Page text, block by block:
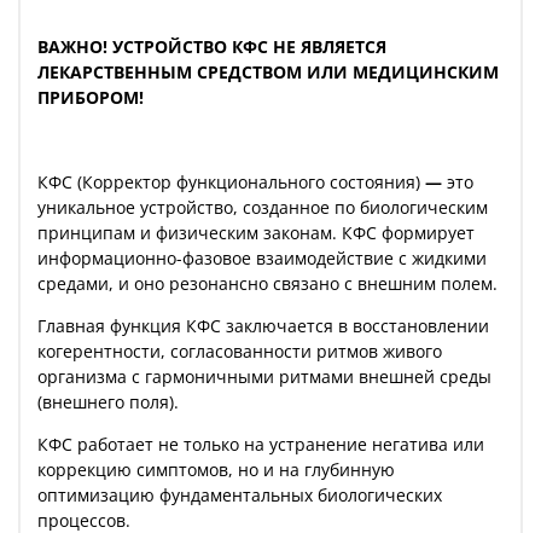
ВАЖНО! УСТРОЙСТВО КФС НЕ ЯВЛЯЕТСЯ
ЛЕКАРСТВЕННЫМ СРЕДСТВОМ ИЛИ МЕДИЦИНСКИМ
ПРИБОРОМ!
КФС (Корректор функционального состояния) — это
уникальное устройство, созданное по биологическим
принципам и физическим законам. КФС формирует
информационно-фазовое взаимодействие с жидкими
средами, и оно резонансно связано с внешним полем.
Главная функция КФС заключается в восстановлении
когерентности, согласованности ритмов живого
организма с гармоничными ритмами внешней среды
(внешнего поля).
КФС работает не только на устранение негатива или
коррекцию симптомов, но и на глубинную
оптимизацию фундаментальных биологических
процессов.